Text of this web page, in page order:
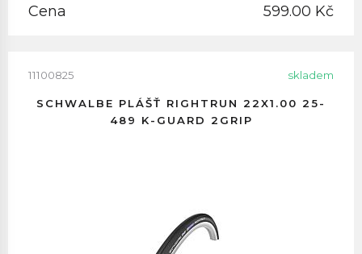
Cena 599.00 Kč
11100825 skladem
SCHWALBE PLÁŠŤ RIGHTRUN 22X1.00 25-
489 K-GUARD 2GRIP